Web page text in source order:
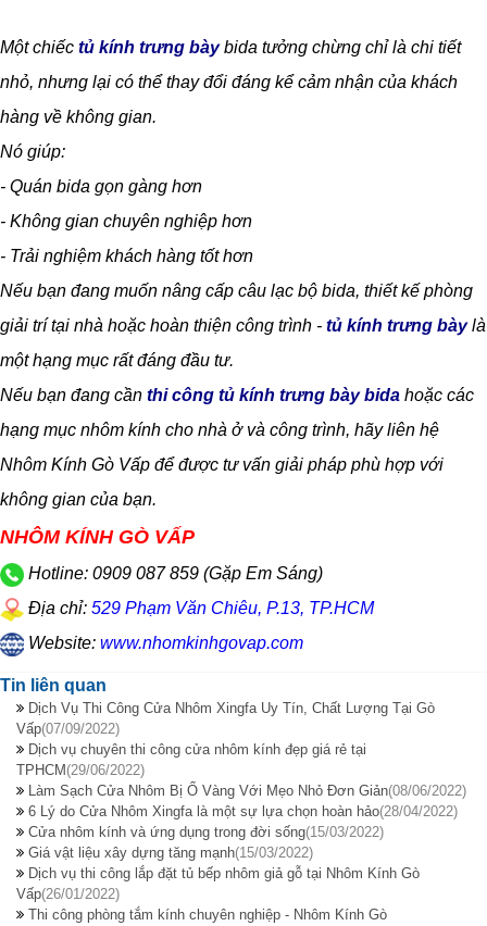
Một chiếc tủ kính trưng bày bida tưởng chừng chỉ là chi tiết
nhỏ, nhưng lại có thể thay đổi đáng kể cảm nhận của khách
hàng về không gian.
Nó giúp:
- Quán bida gọn gàng hơn
- Không gian chuyên nghiệp hơn
- Trải nghiệm khách hàng tốt hơn
Nếu bạn đang muốn nâng cấp câu lạc bộ bida, thiết kế phòng
giải trí tại nhà hoặc hoàn thiện công trình - tủ kính trưng bàylà
một hạng mục rất đáng đầu tư.
Nếu bạn đang cần thi công tủ kính trưng bày bida hoặc các
hạng mục nhôm kính cho nhà ở và công trình, hãy liên hệ
Nhôm Kính Gò Vấp để được tư vấn giải pháp phù hợp với
không gian của bạn.
NHÔM KÍNH GÒ VẤP
Hotline: 0909 087 859 (Gặp Em Sáng)
Địa chỉ: 529 Phạm Văn Chiêu, P.13, TP.HCM
Website: www.nhomkinhgovap.com
Tin liên quan
Dịch Vụ Thi Công Cửa Nhôm Xingfa Uy Tín, Chất Lượng Tại Gò
Vấp(07/09/2022)
Dịch vụ chuyên thi công cửa nhôm kính đẹp giá rẻ tại
TPHCM (29/06/2022)
Làm Sạch Cửa Nhôm Bị Ố Vàng Với Mẹo Nhỏ Đơn Giản(08/06/2022)
6 Lý do Cửa Nhôm Xingfa là một sự lựa chọn hoàn hảo(28/04/2022)
Cửa nhôm kính và ứng dụng trong đời sống(15/03/2022)
Giá vật liệu xây dựng tăng mạnh(15/03/2022)
Dịch vụ thi công lắp đặt tủ bếp nhôm giả gỗ tại Nhôm Kính Gò
Vấp(26/01/2022)
Thi công phòng tắm kính chuyên nghiệp - Nhôm Kính Gò